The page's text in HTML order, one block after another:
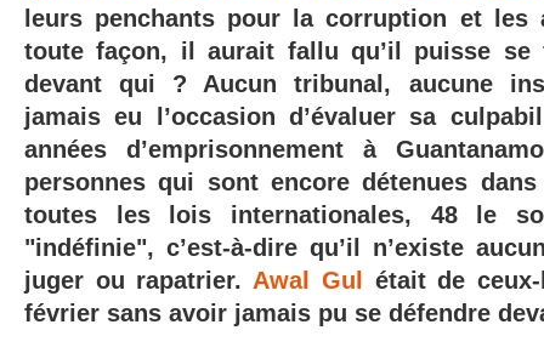
leurs penchants pour la corruption et les
toute façon, il aurait fallu qu’il puisse se
devant qui ? Aucun tribunal, aucune
jamais eu l’occasion d’évaluer sa
années d’emprisonnement à
personnes qui sont encore détenues
toutes les lois internationales, 48 le
"indéfinie", c’est-à-dire qu’il n’existe
juger ou rapatrier. Awal Gul
était de
février sans avoir jamais pu se défendre